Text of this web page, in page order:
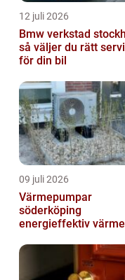
12 juli 2026
Bmw verkstad
så väljer du rätt
för din bil
09 juli 2026
Värmepumpar
söderköping
energieffektiv